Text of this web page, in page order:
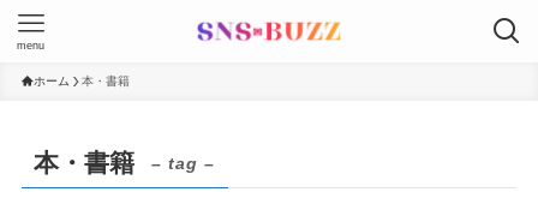
menu
ホーム 本・書籍
本・書籍 – tag –